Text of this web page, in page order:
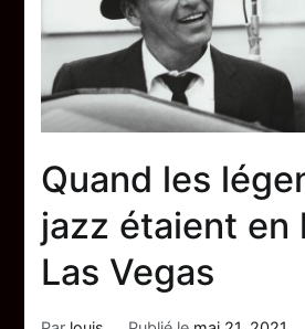
Quand les
jazz étaient en
Las Vegas